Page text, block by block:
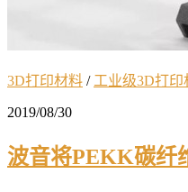
3D打印材料 /工业级3D打印
2019/08/30
波音将PEKK碳纤